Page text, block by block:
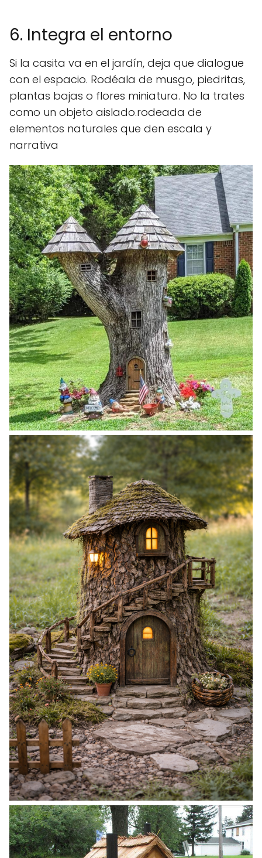
6. Integra el entorno
Si la casita va en el jardín, deja que dialogue
con el espacio. Rodéala de musgo, piedritas,
plantas bajas o flores miniatura. No la trates
como un objeto aislado.rodeada de
elementos naturales que den escala y
narrativa